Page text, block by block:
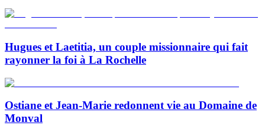
Hugues et Laetitia, un couple missionnaire qui fait
rayonner la foi à La Rochelle
Ostiane et Jean-Marie redonnent vie au Domaine de
Monval